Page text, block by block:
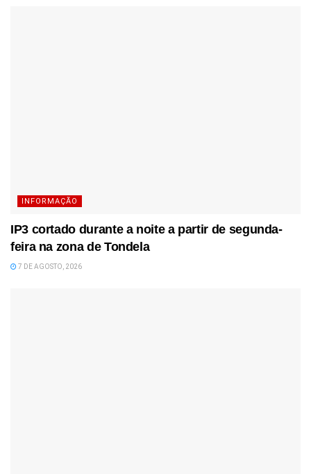
INFORMAÇÃO
IP3 cortado durante a noite a partir de segunda-
feira na zona de Tondela
7 DE AGOSTO, 2026